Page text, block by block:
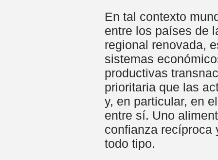
En tal contexto
entre los países de
regional renovada,
sistemas
productivas
prioritaria que las
y, en particular, en
entre sí. Uno
confianza recíproca
todo tipo.